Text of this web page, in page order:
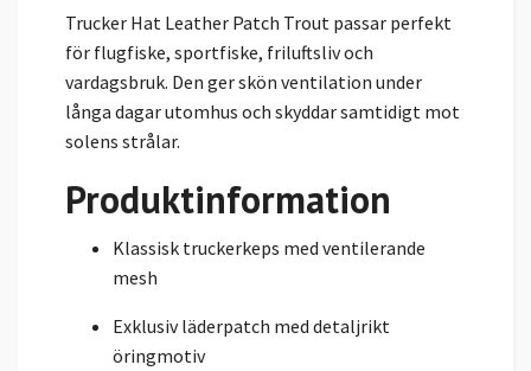
Trucker Hat Leather Patch Trout passar perfekt
för flugfiske, sportfiske, friluftsliv och
vardagsbruk. Den ger skön ventilation under
långa dagar utomhus och skyddar samtidigt mot
solens strålar.
Produktinformation
Klassisk truckerkeps med ventilerande
mesh
Exklusiv läderpatch med detaljrikt
öringmotiv